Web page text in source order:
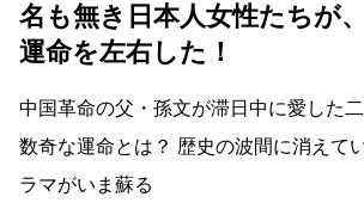
名も無き日本人女性たちが
運命を左右した！
中国革命の父・孫文が滞日中に愛した
数奇な運命とは？ 歴史の波間に消えて
ラマがいま蘇る